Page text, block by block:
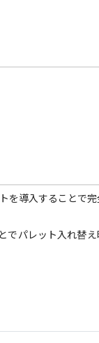
を導入することで
パレット入れ替